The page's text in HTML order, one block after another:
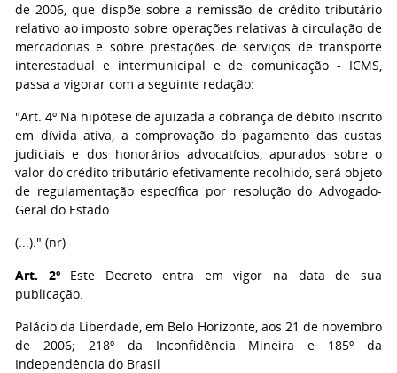
de 2006, que dispõe sobre a remissão de crédito tributário
relativo ao imposto sobre operações relativas à circulação de
mercadorias e sobre prestações de serviços de transporte
interestadual e intermunicipal e de comunicação - ICMS,
passa a vigorar com a seguinte redação:
"Art. 4º Na hipótese de ajuizada a cobrança de débito inscrito
em dívida ativa, a comprovação do pagamento das custas
judiciais e dos honorários advocatícios, apurados sobre o
valor do crédito tributário efetivamente recolhido, será objeto
de regulamentação específica por resolução do Advogado-
Geral do Estado.
(...)." (nr)
Art. 2ºEste Decreto entra em vigor na data de sua
publicação.
Palácio da Liberdade, em Belo Horizonte, aos 21 de novembro
de 2006; 218º da Inconfidência Mineira e 185º da
Independência do Brasil